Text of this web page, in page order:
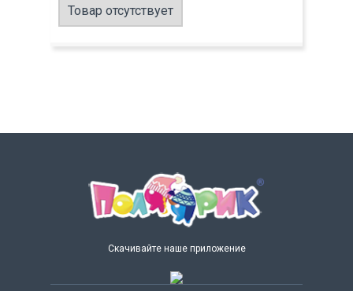
Товар отсутствует
Скачивайте наше приложение